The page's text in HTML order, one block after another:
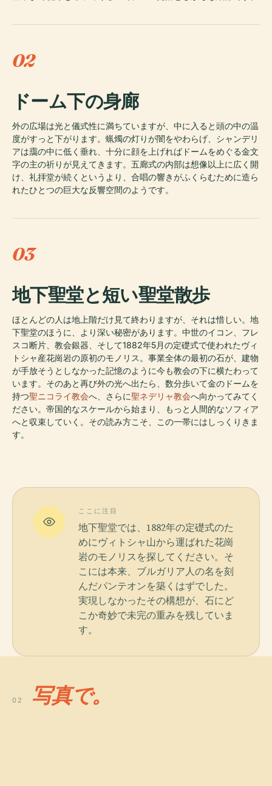
02
ドーム下の身廊
外の広場は光と儀式性に満ちていますが、中に入ると頭の中の温
度がすっと下がります。蝋燭の灯りが闇をやわらげ、シャンデリ
アは靄の中に低く垂れ、十分に顔を上げればドームをめぐる金文
字の主の祈りが見えてきます。五廊式の内部は想像以上に広く開
け、礼拝堂が続くというより、合唱の響きがふくらむために造ら
れたひとつの巨大な反響空間のようです。
03
地下聖堂と短い聖堂散歩
ほとんどの人は地上階だけ見て終わりますが、それは惜しい。地
下聖堂のほうに、より深い秘密があります。中世のイコン、フレ
スコ断片、教会銀器、そして1882年5月の定礎式で使われたヴィ
トシャ産花崗岩の原初のモノリス。事業全体の最初の石が、建物
が手放そうとしなかった記憶のように今も教会の下に横たわって
います。そのあと再び外の光へ出たら、数分歩いて金のドームを
持つ聖ニコライ教会へ、さらに聖ネデリャ教会へ向かってみてく
ださい。帝国的なスケールから始まり、もっと人間的なソフィア
へと収束していく。その読み方こそ、この一帯にはしっくりきま
す。
ここに注目
地下聖堂では、1882年の定礎式のた
めにヴィトシャ山から運ばれた花崗
岩のモノリスを探してください。そ
こには本来、ブルガリア人の名を刻
んだパンテオンを築くはずでした。
実現しなかったその構想が、石にど
こか奇妙で未完の重みを残していま
す。
02 写真で。